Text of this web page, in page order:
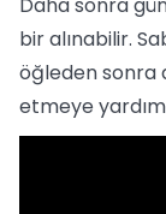
bir alınabilir.
öğleden sonra
etmeye